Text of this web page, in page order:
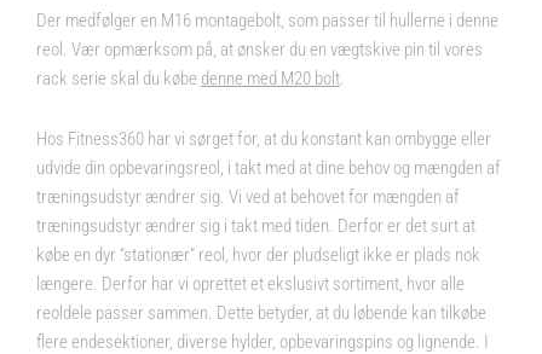
Der medfølger en M16 montagebolt, som passer til hullerne i denne
reol. Vær opmærksom på, at ønsker du en vægtskive pin til vores
rack serie skal du købe denne med M20 bolt.
Hos Fitness360 har vi sørget for, at du konstant kan ombygge eller
udvide din opbevaringsreol, i takt med at dine behov og mængden af
træningsudstyr ændrer sig. Vi ved at behovet for mængden af
træningsudstyr ændrer sig i takt med tiden. Derfor er det surt at
købe en dyr “stationær” reol, hvor der pludseligt ikke er plads nok
længere. Derfor har vi oprettet et ekslusivt sortiment, hvor alle
reoldele passer sammen. Dette betyder, at du løbende kan tilkøbe
flere endesektioner, diverse hylder, opbevaringspins og lignende. I